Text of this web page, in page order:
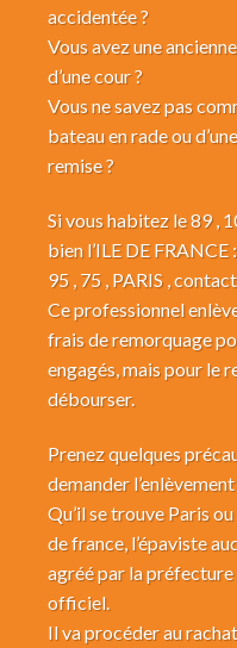
accidentée ?
Vous avez une
d’une cour ?
Vous ne savez pas
bateau en rade ou
remise ?
Si vous habitez le 89 ,
bien l’ILE DE FRANCE
95 , 75 , PARIS ,
Ce professionnel
frais de remorquage
engagés, mais pour le
débourser.
Prenez quelques
demander l’enlèvement
Qu’il se trouve Paris
de france, l’épaviste
agréé par la
officiel.
Il va procéder au